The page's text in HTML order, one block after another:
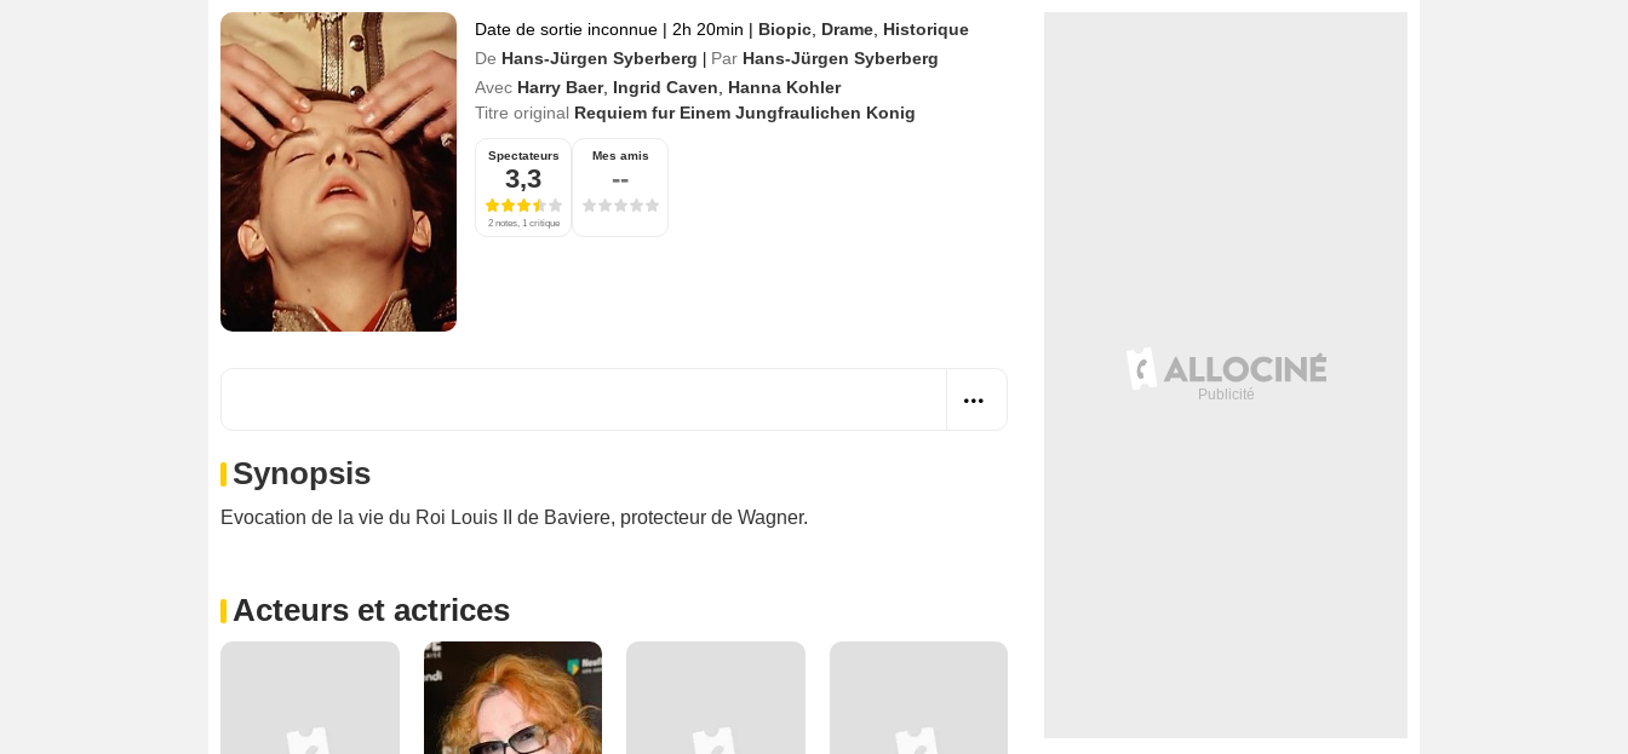
Date de sortie inconnue | 2h 20min | Biopic Drame Historique
De Hans-Jürgen Syberberg Par Hans-Jürgen Syberberg
Avec Harry Baer, Ingrid Caven
Hanna Kohler
Titre original Requiem fur Einem Jungfraulichen Konig
Spectateurs
3,3
2 notes, 1 critique
Mes amis
--
Synopsis
Evocation de la vie du Roi Louis II de Baviere, protecteur de Wagner.
Acteurs et actrices